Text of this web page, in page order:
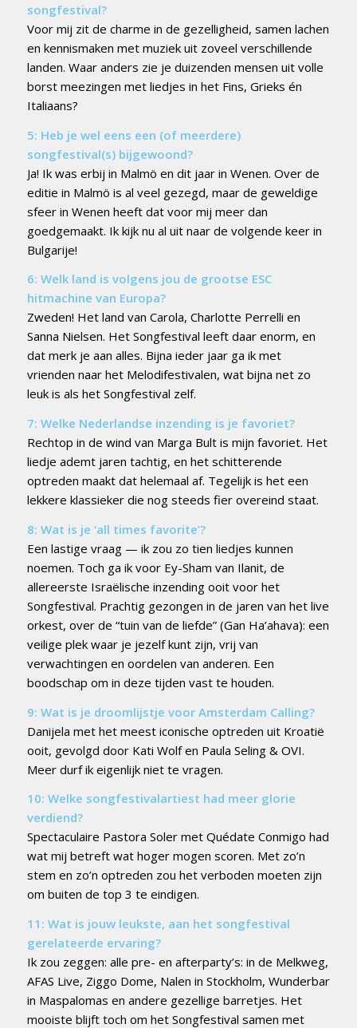
songfestival?
Voor mij zit de charme in de gezelligheid, samen lachen
en kennismaken met muziek uit zoveel verschillende
landen. Waar anders zie je duizenden mensen uit volle
borst meezingen met liedjes in het Fins, Grieks én
Italiaans?
5: Heb je wel eens een (of meerdere)
songfestival(s) bijgewoond?
Ja! Ik was erbij in Malmö en dit jaar in Wenen. Over de
editie in Malmö is al veel gezegd, maar de geweldige
sfeer in Wenen heeft dat voor mij meer dan
goedgemaakt. Ik kijk nu al uit naar de volgende keer in
Bulgarije!
6: Welk land is volgens jou de grootse ESC
hitmachine van Europa?
Zweden! Het land van Carola, Charlotte Perrelli en
Sanna Nielsen. Het Songfestival leeft daar enorm, en
dat merk je aan alles. Bijna ieder jaar ga ik met
vrienden naar het Melodifestivalen, wat bijna net zo
leuk is als het Songfestival zelf.
7: Welke Nederlandse inzending is je favoriet?
Rechtop in de wind van Marga Bult is mijn favoriet. Het
liedje ademt jaren tachtig, en het schitterende
optreden maakt dat helemaal af. Tegelijk is het een
lekkere klassieker die nog steeds fier overeind staat.
8: Wat is je ‘all times favorite’?
Een lastige vraag — ik zou zo tien liedjes kunnen
noemen. Toch ga ik voor Ey-Sham van Ilanit, de
allereerste Israëlische inzending ooit voor het
Songfestival. Prachtig gezongen in de jaren van het live
orkest, over de “tuin van de liefde” (Gan Ha’ahava): een
veilige plek waar je jezelf kunt zijn, vrij van
verwachtingen en oordelen van anderen. Een
boodschap om in deze tijden vast te houden.
9: Wat is je droomlijstje voor Amsterdam Calling?
Danijela met het meest iconische optreden uit Kroatië
ooit, gevolgd door Kati Wolf en Paula Seling & OVI.
Meer durf ik eigenlijk niet te vragen.
10: Welke songfestivalartiest had meer glorie
verdiend?
Spectaculaire Pastora Soler met Quédate Conmigo had
wat mij betreft wat hoger mogen scoren. Met zo’n
stem en zo’n optreden zou het verboden moeten zijn
om buiten de top 3 te eindigen.
11: Wat is jouw leukste, aan het songfestival
gerelateerde ervaring?
Ik zou zeggen: alle pre- en afterparty’s: in de Melkweg,
AFAS Live, Ziggo Dome, Nalen in Stockholm, Wunderbar
in Maspalomas en andere gezellige barretjes. Het
mooiste blijft toch om het Songfestival samen met